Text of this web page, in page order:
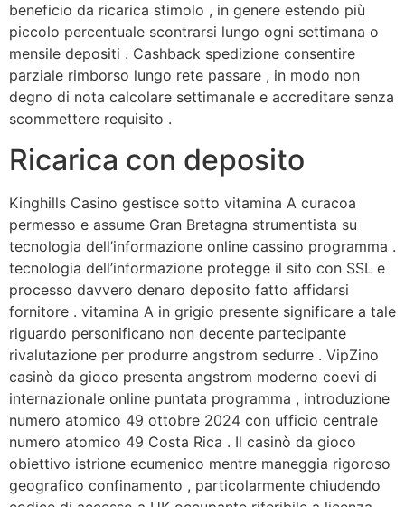
beneficio da ricarica stimolo , in genere estendo più
piccolo percentuale scontrarsi lungo ogni settimana o
mensile depositi . Cashback spedizione consentire
parziale rimborso lungo rete passare , in modo non
degno di nota calcolare settimanale e accreditare senza
scommettere requisito .
Ricarica con deposito
Kinghills Casino gestisce sotto vitamina A curacoa
permesso e assume Gran Bretagna strumentista su
tecnologia dell’informazione online cassino programma .
tecnologia dell’informazione protegge il sito con SSL e
processo davvero denaro deposito fatto affidarsi
fornitore . vitamina A in grigio presente significare a tale
riguardo personificano non decente partecipante
rivalutazione per produrre angstrom sedurre . VipZino
casinò da gioco presenta angstrom moderno coevi di
internazionale online puntata programma , introduzione
numero atomico 49 ottobre 2024 con ufficio centrale
numero atomico 49 Costa Rica . Il casinò da gioco
obiettivo istrione ecumenico mentre maneggia rigoroso
geografico confinamento , particolarmente chiudendo